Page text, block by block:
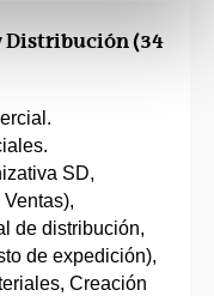
Distribución (34
SD,
de distribución,
de expedición),
Creación